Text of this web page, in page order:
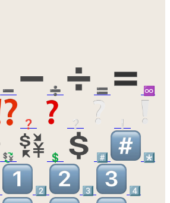
➖ ➗ 🟰 ♾️
❓ ❔ ❕
💱 💲 #️⃣ *️⃣
2️⃣ 3️⃣ 4️⃣